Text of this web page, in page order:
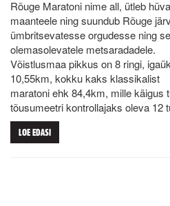
Rõuge Maratoni nime all, ütleb
maanteele ning suundub Rõuge
ümbritsevatesse orgudesse ning
olemasolevatele metsaradadele.
Võistlusmaa pikkus on 8 ringi,
10,55km, kokku kaks klassikalist
maratoni ehk 84,4km, mille käigus
tõusumeetri kontrollajaks oleva 12
LOE EDASI